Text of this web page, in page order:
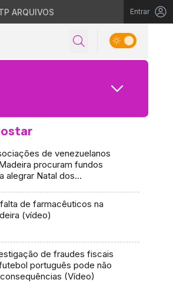
ARQUIVOS Entrar
de venezuelanos
procuram fundos
alegrar Natal dos
de farmacêuticos na
(vídeo)
de fraudes fiscais
português pode não
(Vídeo)